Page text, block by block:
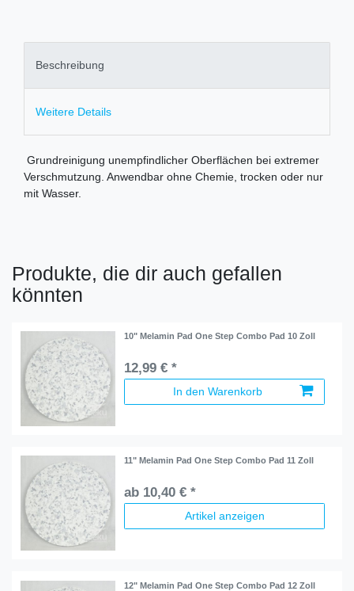
Beschreibung
Weitere Details
Grundreinigung unempfindlicher Oberflächen bei extremer
Verschmutzung. Anwendbar ohne Chemie, trocken oder nur
mit Wasser.
Produkte, die dir auch gefallen
könnten
10" Melamin Pad One Step Combo Pad 10 Zoll
12,99 € *
In den Warenkorb
11" Melamin Pad One Step Combo Pad 11 Zoll
ab 10,40 € *
Artikel anzeigen
12" Melamin Pad One Step Combo Pad 12 Zoll